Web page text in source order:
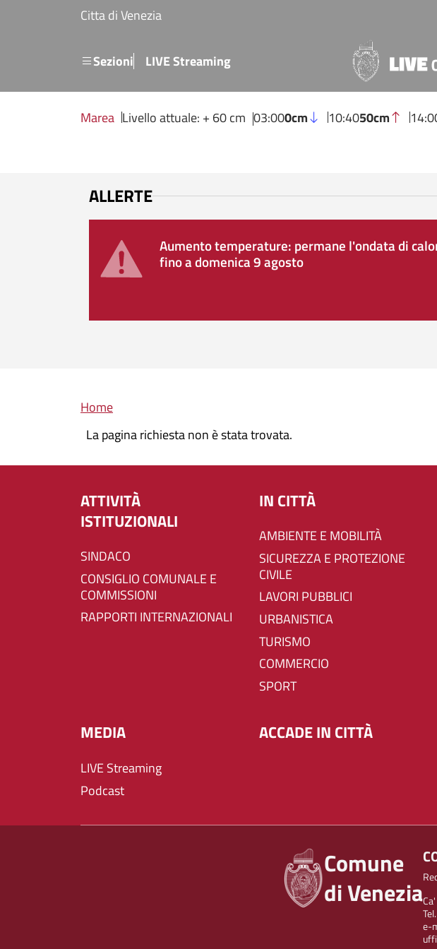
Salta al contenuto principale
Citta di Venezia
SezioniMenu secondario
LIVE Streaming
Marea Livello attuale: + 60 cm 03:000cm 10:4050cm
ALLERTE
Aumento temperature: permane l'ondata di
fino a domenica 9 agosto
Briciole di pane
Home
La pagina richiesta non è stata trovata.
ATTIVITÀ
ISTITUZIONALI
SINDACO
CONSIGLIO COMUNALE E
COMMISSIONI
RAPPORTI INTERNAZIONALI
IN CITTÀ
AMBIENTE E MOBILITÀ
SICUREZZA E PROTEZIONE
CIVILE
LAVORI PUBBLICI
URBANISTICA
TURISMO
COMMERCIO
SPORT
MEDIA
LIVE Streaming
Podcast
ACCADE IN CITTÀ
Comune
di Venezia
e-